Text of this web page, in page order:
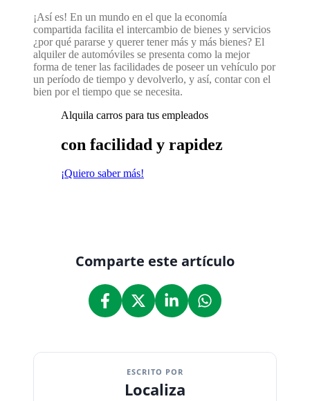
¡Así es! En un mundo en el que la economía
compartida facilita el intercambio de bienes y servicios
¿por qué pararse y querer tener más y más bienes? El
alquiler de automóviles se presenta como la mejor
forma de tener las facilidades de poseer un vehículo por
un período de tiempo y devolverlo, y así, contar con el
bien por el tiempo que se necesita.
Alquila carros para tus empleados
con facilidad y rapidez
¡Quiero saber más!
Comparte este artículo
ESCRITO POR
Localiza